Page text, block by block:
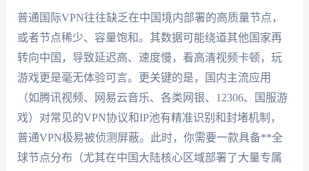
普通国际VPN往往缺乏在中国境内部署的高质量节点，
或者节点稀少、容量饱和。其数据可能绕道其他国家再
转向中国，导致延迟高、速度慢，看高清视频卡顿，玩
游戏更是毫无体验可言。更关键的是，国内主流应用
（如腾讯视频、网易云音乐、各类网银、12306、国服游
戏）对常见的VPN协议和IP池有精准识别和封堵机制，
普通VPN极易被侦测屏蔽。此时，你需要一款具备**全
球节点分布（尤其在中国大陆核心区域部署了大量专属